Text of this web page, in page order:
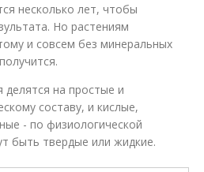
несколько лет, чтобы
Но растениям
и совсем без минеральных
на простые и
составу, и кислые,
- по физиологической
быть твердые или жидкие.